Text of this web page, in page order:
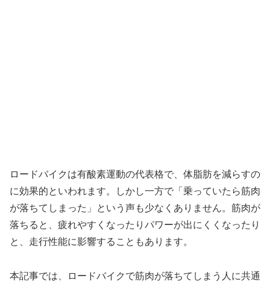
ロードバイクは有酸素運動の代表格で、体脂肪を減らすの
に効果的といわれます。しかし一方で「乗っていたら筋肉
が落ちてしまった」という声も少なくありません。筋肉が
落ちると、疲れやすくなったりパワーが出にくくなったり
と、走行性能に影響することもあります。
本記事では、ロードバイクで筋肉が落ちてしまう人に共通